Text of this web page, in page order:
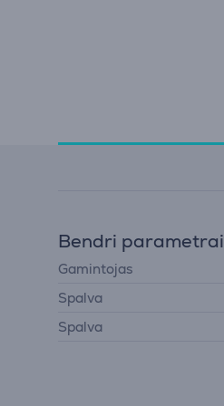
Bendri parametrai
Gamintojas
Spalva
Spalva